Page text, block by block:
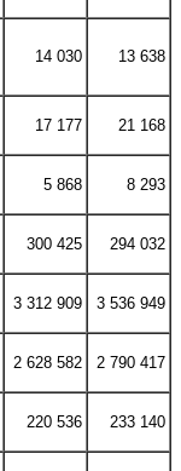
14 030 13 638
17 177 21 168
5 868 8 293
300 425 294 032
3 312 909 3 536 949
2 628 582 2 790 417
220 536 233 140